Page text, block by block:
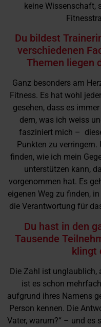
keine Wissenschaft,
Du bildest
verschiedenen
Themen liegen
Ganz besonders am
Fitness. Es hat wohl
gesehen, dass es
dem, was ich weiss
fasziniert mich –
Punkten zu
finden, wie ich mein
unterstützen kann,
vorgenommen hat. Es
eigenen Weg zu finden,
die Verantwortung für
Du hast in den
Tausende
klingt
Die Zahl ist
ist es schon
aufgrund ihres Namens
Person kennen. Die
Vater, warum?“ – und es